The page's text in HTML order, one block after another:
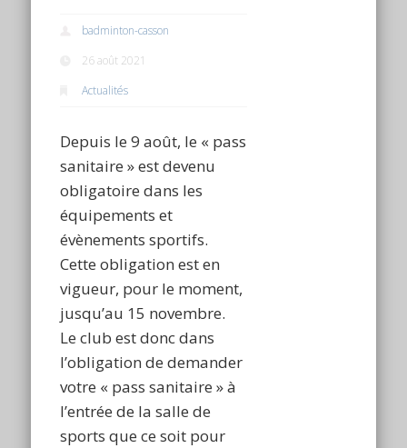
badminton-casson
26 août 2021
Actualités
Depuis le 9 août, le « pass
sanitaire » est devenu
obligatoire dans les
équipements et
évènements sportifs.
Cette obligation est en
vigueur, pour le moment,
jusqu’au 15 novembre.
Le club est donc dans
l’obligation de demander
votre « pass sanitaire » à
l’entrée de la salle de
sports que ce soit pour